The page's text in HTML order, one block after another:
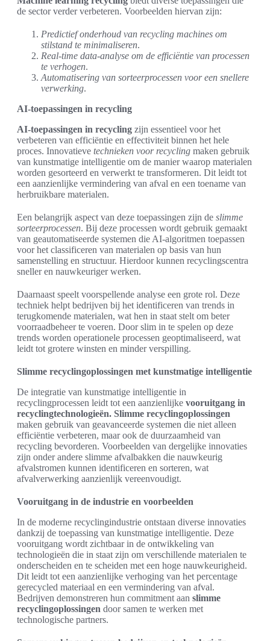
de sector verder verbeteren. Voorbeelden hiervan zijn:
Predictief onderhoud van recycling machines om
stilstand te minimaliseren.
Real-time data-analyse om de efficiëntie van processen
te verhogen.
Automatisering van sorteerprocessen voor een snellere
verwerking.
AI-toepassingen in recycling
AI-toepassingen in recycling zijn essentieel voor het
verbeteren van efficiëntie en effectiviteit binnen het hele
proces. Innovatieve technieken voor recycling maken gebruik
van kunstmatige intelligentie om de manier waarop materialen
worden gesorteerd en verwerkt te transformeren. Dit leidt tot
een aanzienlijke vermindering van afval en een toename van
herbruikbare materialen.
Een belangrijk aspect van deze toepassingen zijn de slimme
sorteerprocessen. Bij deze processen wordt gebruik gemaakt
van geautomatiseerde systemen die AI-algoritmen toepassen
voor het classificeren van materialen op basis van hun
samenstelling en structuur. Hierdoor kunnen recyclingscentra
sneller en nauwkeuriger werken.
Daarnaast speelt voorspellende analyse een grote rol. Deze
techniek helpt bedrijven bij het identificeren van trends in
terugkomende materialen, wat hen in staat stelt om beter
voorraadbeheer te voeren. Door slim in te spelen op deze
trends worden operationele processen geoptimaliseerd, wat
leidt tot grotere winsten en minder verspilling.
Slimme recyclingoplossingen met kunstmatige intelligentie
De integratie van kunstmatige intelligentie in
recyclingprocessen leidt tot een aanzienlijke vooruitgang in
recyclingtechnologieën. Slimme recyclingoplossingen
maken gebruik van geavanceerde systemen die niet alleen
efficiëntie verbeteren, maar ook de duurzaamheid van
recycling bevorderen. Voorbeelden van dergelijke innovaties
zijn onder andere slimme afvalbakken die nauwkeurig
afvalstromen kunnen identificeren en sorteren, wat
afvalverwerking aanzienlijk vereenvoudigt.
Vooruitgang in de industrie en voorbeelden
In de moderne recyclingindustrie ontstaan diverse innovaties
dankzij de toepassing van kunstmatige intelligentie. Deze
vooruitgang wordt zichtbaar in de ontwikkeling van
technologieën die in staat zijn om verschillende materialen te
onderscheiden en te scheiden met een hoge nauwkeurigheid.
Dit leidt tot een aanzienlijke verhoging van het percentage
gerecycled materiaal en een vermindering van afval.
Bedrijven demonstreren hun commitment aan slimme
recyclingoplossingen door samen te werken met
technologische partners.